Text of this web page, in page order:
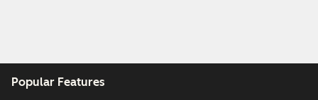
Popular Features